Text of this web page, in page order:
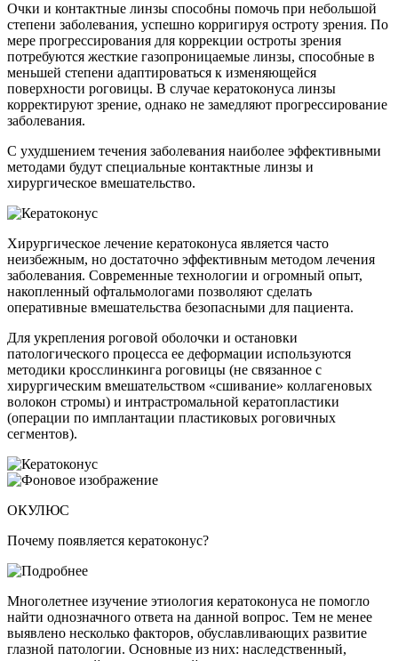
Очки и контактные линзы способны помочь при небольшой
степени заболевания, успешно корригируя остроту зрения. По
мере прогрессирования для коррекции остроты зрения
потребуются жесткие газопроницаемые линзы, способные в
меньшей степени адаптироваться к изменяющейся
поверхности роговицы. В случае кератоконуса линзы
корректируют зрение, однако не замедляют прогрессирование
заболевания.
С ухудшением течения заболевания наиболее эффективными
методами будут специальные контактные линзы и
хирургическое вмешательство.
Хирургическое лечение кератоконуса является часто
неизбежным, но достаточно эффективным методом лечения
заболевания. Современные технологии и огромный опыт,
накопленный офтальмологами позволяют сделать
оперативные вмешательства безопасными для пациента.
Для укрепления роговой оболочки и остановки
патологического процесса ее деформации используются
методики кросслинкинга роговицы (не связанное с
хирургическим вмешательством «сшивание» коллагеновых
волокон стромы) и интрастромальной кератопластики
(операции по имплантации пластиковых роговичных
сегментов).
ОКУЛЮС
Почему появляется кератоконус?
Многолетнее изучение этиология кератоконуса не помогло
найти однозначного ответа на данной вопрос. Тем не менее
выявлено несколько факторов, обуславливающих развитие
глазной патологии. Основные из них: наследственный,